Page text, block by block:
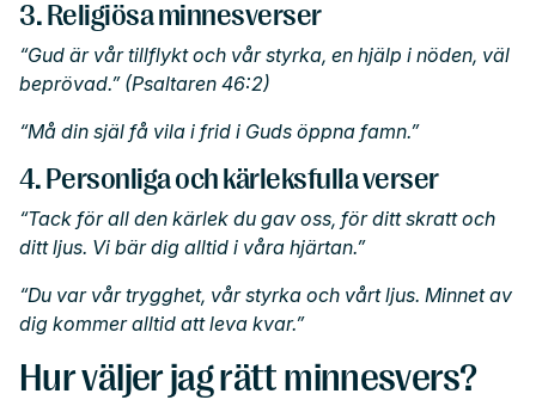
3. Religiösa minnesverser
“Gud är vår tillflykt och vår styrka, en hjälp i nöden, väl
beprövad.” (Psaltaren 46:2)
“Må din själ få vila i frid i Guds öppna famn.”
4. Personliga och kärleksfulla verser
“Tack för all den kärlek du gav oss, för ditt skratt och
ditt ljus. Vi bär dig alltid i våra hjärtan.”
“Du var vår trygghet, vår styrka och vårt ljus. Minnet av
dig kommer alltid att leva kvar.”
Hur väljer jag rätt minnesvers?